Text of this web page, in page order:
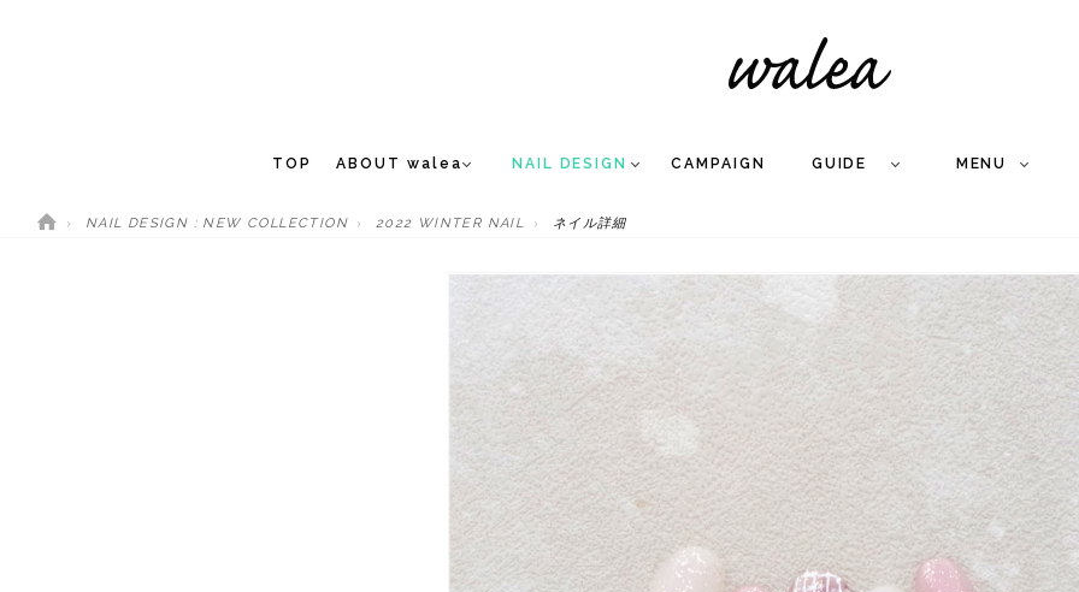
TOP ABOUT walea NAIL DESIGN
WORKS
CAMPAIGN GUIDE
Q
A
GEL NAIL
MENU
WEDDING NAIL
NAIL DESIGN : NEW COLLECTION 2022 WINTER NAIL ネイル詳細